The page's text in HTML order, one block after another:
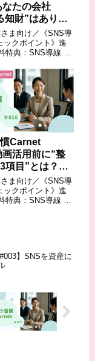
たの会社
知財”はありま
で始まる整
計図
ま向け／《SNS導
ックポイント》進
特典：SNS導線 10
”になっていない
に沿った投稿設計
るか- 社内体制と連
るか など💡...
慣Carnet
活用前に“整
項目”とは？──
・台本の準備
ま向け／《SNS導
ックポイント》進
特典：SNS導線 10
】SNSを資産に